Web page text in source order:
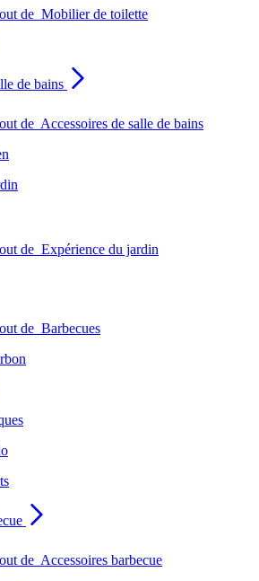
de Mobilier de toilette
de bains
de Accessoires de salle de bains
de Expérience du jardin
de Barbecues
de Accessoires barbecue